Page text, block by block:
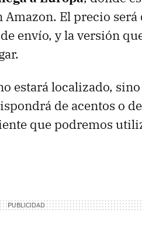
El precio será
envío, y la versión
estará localizado,
de acentos o
que podremos